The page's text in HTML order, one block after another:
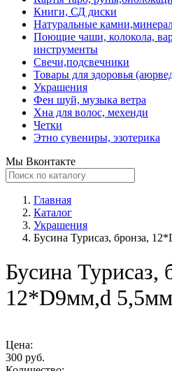
Книги, СД диски
Натуральные
Поющие чаши, колокола,
инструменты
Свечи,подсвечники
Товары для здоровья
Украшения
Фен шуй, музыка ветра
Хна для волос, мехенди
Четки
Этно сувениры, эзотерика
Мы Вконтакте
Главная
Каталог
Украшения
Бусина Турисаз, бронза,
Бусина Турисаз,
12*D9мм,d 5,5мм
Цена:
300 руб.